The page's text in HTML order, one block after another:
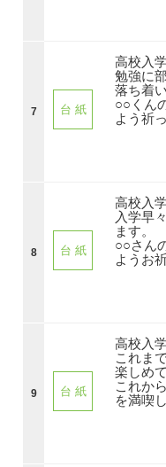
7 台 紙
高校入
勉強に
落ち着
○○くん
よう祈
8 台 紙
高校入
入学早
ます。
○○さん
ようお
9 台 紙
高校入
これま
楽しめ
これか
を満喫